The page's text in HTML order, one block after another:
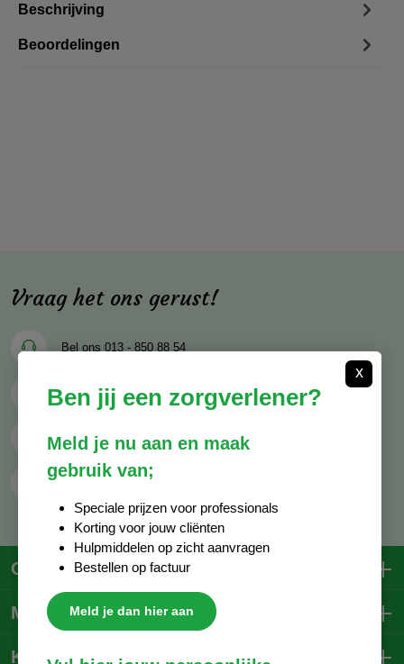
Beschrijving
Beoordelingen
Vraag het ons gerust!
Bel ons 013 - 850 88 54
Mail onsinfo@decocare.nl
Whatsapp 06 - 81 38 59 03
Contactgegevens
Mijn account
Klantenservice
x
Ben jij een zorgverlener?
Meld je nu aan en maak
gebruik van;
Speciale prijzen voor professionals
Korting voor jouw cliënten
Hulpmiddelen op zicht aanvragen
Bestellen op factuur
Meld je dan hier aan